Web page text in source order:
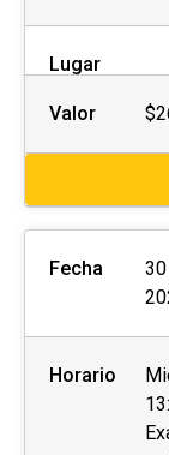
Lugar
Valor
Fecha
Horario